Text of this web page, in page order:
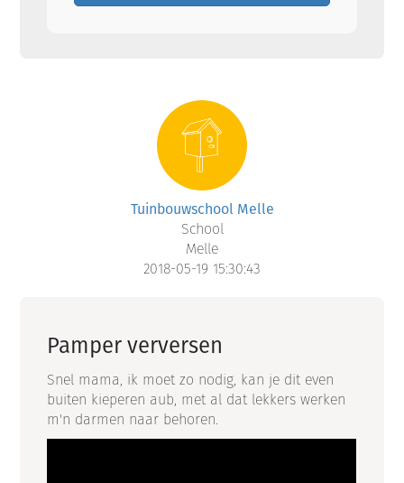
Tuinbouwschool Melle
School
Melle
2018-05-19 15:30:43
Pamper verversen
Snel mama, ik moet zo nodig, kan je dit even
buiten kieperen aub, met al dat lekkers werken
m'n darmen naar behoren.